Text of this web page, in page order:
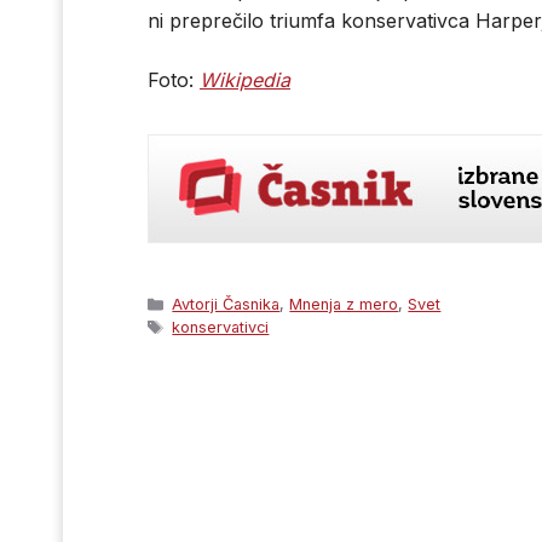
ni preprečilo triumfa konservativca
Foto: Wikipedia
Categories
Avtorji Časnika,Mnenja z mero,Svet
Tags
konservativci